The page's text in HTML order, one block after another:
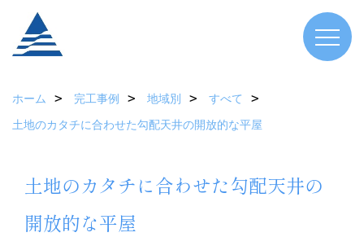
ホーム 完工事例 地域別
すべて
土地のカタチに合わせた勾配天井の開放的な平屋
土地のカタチに合わせた勾配天井の
開放的な平屋